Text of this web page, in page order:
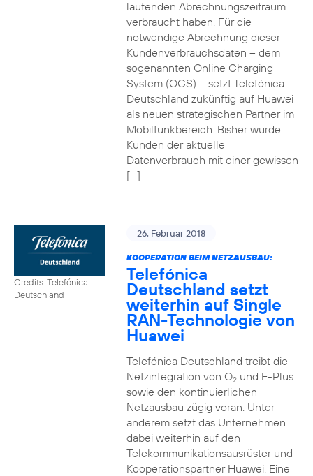
laufenden Abrechnungszeitraum
verbraucht haben. Für die
notwendige Abrechnung dieser
Kundenverbrauchsdaten – dem
sogenannten Online Charging
System (OCS) – setzt Telefónica
Deutschland zukünftig auf Huawei
als neuen strategischen Partner im
Mobilfunkbereich. Bisher wurde
Kunden der aktuelle
Datenverbrauch mit einer gewissen
[…]
Credits: Telefónica
Deutschland
26. Februar 2018
KOOPERATION BEIM NETZAUSBAU:
Telefónica
Deutschland setzt
weiterhin auf Single
RAN-Technologie von
Huawei
Telefónica Deutschland treibt die
Netzintegration von O2und E-Plus
sowie den kontinuierlichen
Netzausbau zügig voran. Unter
anderem setzt das Unternehmen
dabei weiterhin auf den
Telekommunikationsausrüster und
Kooperationspartner Huawei. Eine